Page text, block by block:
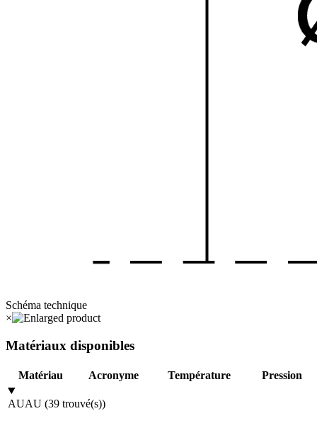
Schéma technique
×
Matériaux disponibles
Matériau Acronyme Température Pression
AUAU (39 trouvé(s))